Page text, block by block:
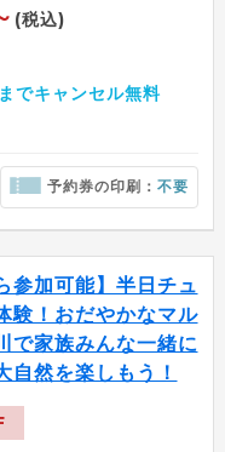
(税込)
でキャンセル無料
予約券の印刷：不要
参加可能】半日チュ
験！おだやかなマル
で家族みんな一緒に
自然を楽しもう！